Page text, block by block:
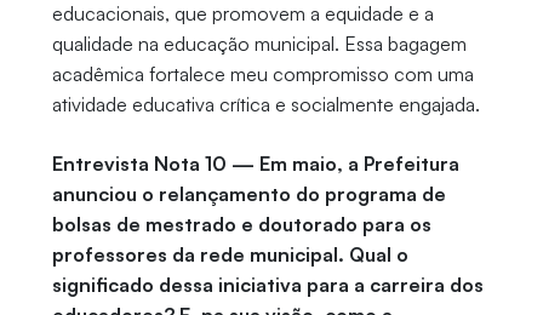
educacionais, que promovem a equidade e a
qualidade na educação municipal. Essa bagagem
acadêmica fortalece meu compromisso com uma
atividade educativa crítica e socialmente engajada.
Entrevista Nota 10 — Em maio, a Prefeitura
anunciou o relançamento do programa de
bolsas de mestrado e doutorado para os
professores da rede municipal. Qual o
significado dessa iniciativa para a carreira dos